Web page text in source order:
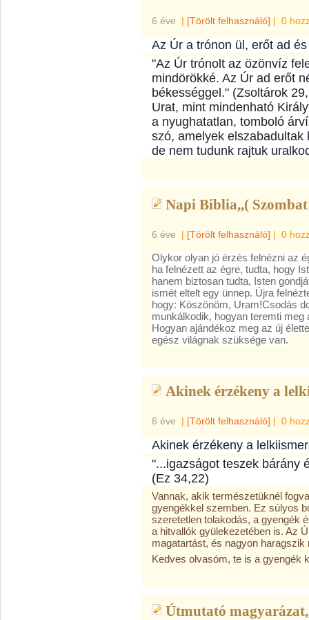
6 éve | [Törölt felhasználó] | 0
Az Úr a trónon ül, erőt ad
"Az Úr trónolt az özönvíz
mindörökké. Az Úr ad erőt
békességgel." (Zsoltárok
Urat, mint mindenható
a nyughatatlan, tomboló
szó, amelyek
de nem tudunk rajtuk
Napi Biblia,,(
6 éve | [Törölt felhasználó] | 0
Olykor olyan jó érzés felnézni az
ha felnézett az égre, tudta, hogy
hanem biztosan tudta, Isten
ismét eltelt egy ünnep. Újra
hogy: Köszönöm, Uram!Csodás
munkálkodik, hogyan teremti
Hogyan ajándékoz meg az új
egész világnak szüksége van.
Akinek érzékeny a
6 éve | [Törölt felhasználó] | 0
Akinek érzékeny a
"...igazságot teszek bárány
(Ez 34,22)
Vannak, akik természetüknél
gyengékkel szemben. Ez súlyos
szeretetlen tolakodás, a gyengék
a hitvallók gyülekezetében is. Az
magatartást, és nagyon
Kedves olvasóm, te is a gyengék
Útmutató